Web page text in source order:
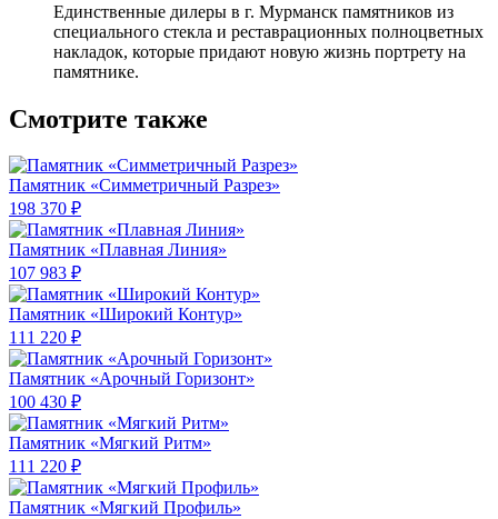
Единственные дилеры в г. Мурманск памятников из
специального стекла и реставрационных полноцветных
накладок, которые придают новую жизнь портрету на
памятнике.
Смотрите также
Памятник «Симметричный Разрез»
198 370 ₽
Памятник «Плавная Линия»
107 983 ₽
Памятник «Широкий Контур»
111 220 ₽
Памятник «Арочный Горизонт»
100 430 ₽
Памятник «Мягкий Ритм»
111 220 ₽
Памятник «Мягкий Профиль»